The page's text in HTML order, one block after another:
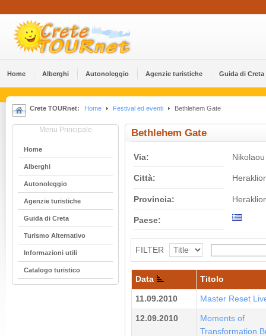
Home Alberghi Αutonoleggio Agenzie turistiche Guida di Creta
Crete TOURnet: Home Festival ed eventi Bethlehem Gate
Menu Principale
Home
Alberghi
Αutonoleggio
Agenzie turistiche
Guida di Creta
Turismo Alternativo
Informazioni utili
Catalogo turistico
Bethlehem Gate
Via:
Città:
Provincia:
Paese:
FILTER
Data Titolo
11.09.2010 Master Reset
12.09.2010
Moments of
Transformation